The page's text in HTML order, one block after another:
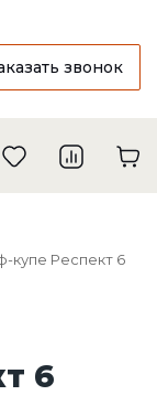
звонок
купе Респект 6
6